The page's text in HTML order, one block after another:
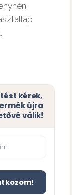
kérek,
újra
válik!